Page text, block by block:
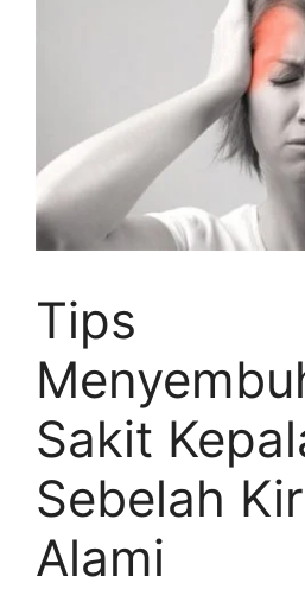
Tips
Sakit
Sebelah
Alami